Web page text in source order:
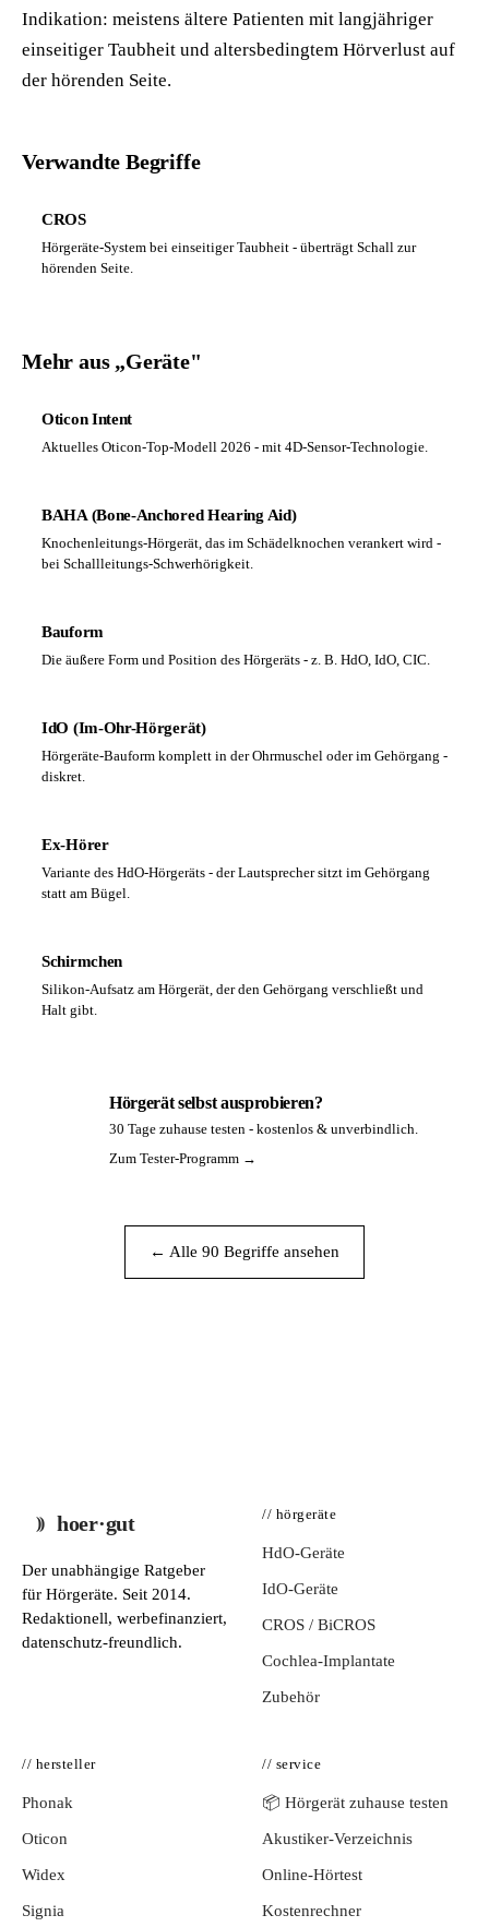
Indikation: meistens ältere Patienten mit langjähriger
einseitiger Taubheit und altersbedingtem Hörverlust auf
der hörenden Seite.
Verwandte Begriffe
CROS
Hörgeräte-System bei einseitiger Taubheit - überträgt Schall zur
hörenden Seite.
Mehr aus „Geräte"
Oticon Intent
Aktuelles Oticon-Top-Modell 2026 - mit 4D-Sensor-Technologie.
BAHA (Bone-Anchored Hearing Aid)
Knochenleitungs-Hörgerät, das im Schädelknochen verankert wird -
bei Schallleitungs-Schwerhörigkeit.
Bauform
Die äußere Form und Position des Hörgeräts - z. B. HdO, IdO, CIC.
IdO (Im-Ohr-Hörgerät)
Hörgeräte-Bauform komplett in der Ohrmuschel oder im Gehörgang -
diskret.
Ex-Hörer
Variante des HdO-Hörgeräts - der Lautsprecher sitzt im Gehörgang
statt am Bügel.
Schirmchen
Silikon-Aufsatz am Hörgerät, der den Gehörgang verschließt und
Halt gibt.
Hörgerät selbst ausprobieren?
30 Tage zuhause testen - kostenlos & unverbindlich.
Zum Tester-Programm →
← Alle 90 Begriffe ansehen
hoer·gut
Der unabhängige Ratgeber
für Hörgeräte. Seit 2014.
Redaktionell, werbefinanziert,
datenschutz-freundlich.
// hörgeräte
HdO-Geräte
IdO-Geräte
CROS / BiCROS
Cochlea-Implantate
Zubehör
// hersteller
Phonak
Oticon
Widex
Signia
// service
📦 Hörgerät zuhause testen
Akustiker-Verzeichnis
Online-Hörtest
Kostenrechner